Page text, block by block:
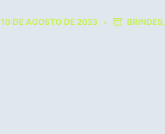
10 DE AGOSTO DE 2023 BRINDES,